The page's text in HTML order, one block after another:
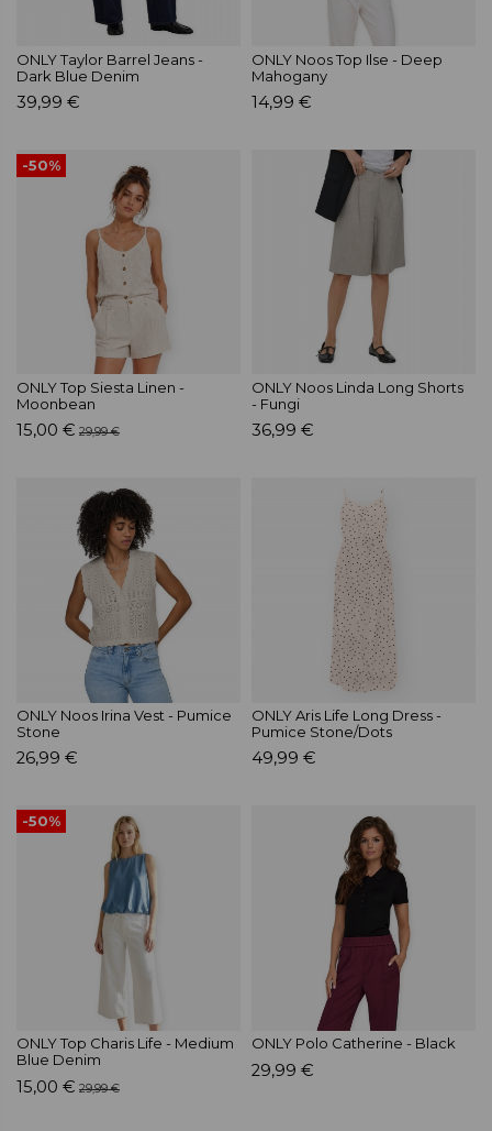
ONLY Taylor Barrel Jeans -
Dark Blue Denim
39,99 €
ONLY Noos Top Ilse - Deep
Mahogany
14,99 €
-50%
ONLY Top Siesta Linen -
Moonbean
15,00 € 29,99 €
ONLY Noos Linda Long Shorts
- Fungi
36,99 €
ONLY Noos Irina Vest - Pumice
Stone
26,99 €
ONLY Aris Life Long Dress -
Pumice Stone/Dots
49,99 €
-50%
ONLY Top Charis Life - Medium
Blue Denim
15,00 € 29,99 €
ONLY Polo Catherine - Black
29,99 €